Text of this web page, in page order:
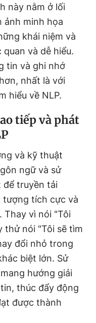
này nằm ở lối
ảnh minh họa
khái niệm và
và dễ hiểu.
tin và ghi nhớ
nhất là với
hiểu về NLP.
tiếp và phát
và kỹ thuật
ngữ và sử
để truyền tải
tượng tích cực và
Thay vì nói "Tôi
thử nói "Tôi sẽ tìm
đổi nhỏ trong
biệt lớn. Sử
hướng giải
thúc đẩy động
được thành